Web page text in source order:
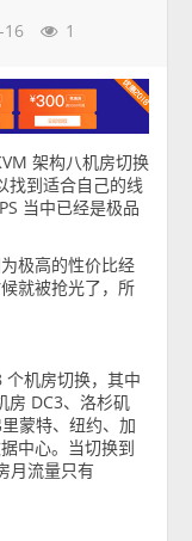
16 1
架构八机房切换
找到适合自己的线
当中已经是极品
极高的性价比经
就被抢光了，所
机房切换，其中
房 DC3、洛杉矶
蒙特、纽约、加
中心。当切换到
月流量只有